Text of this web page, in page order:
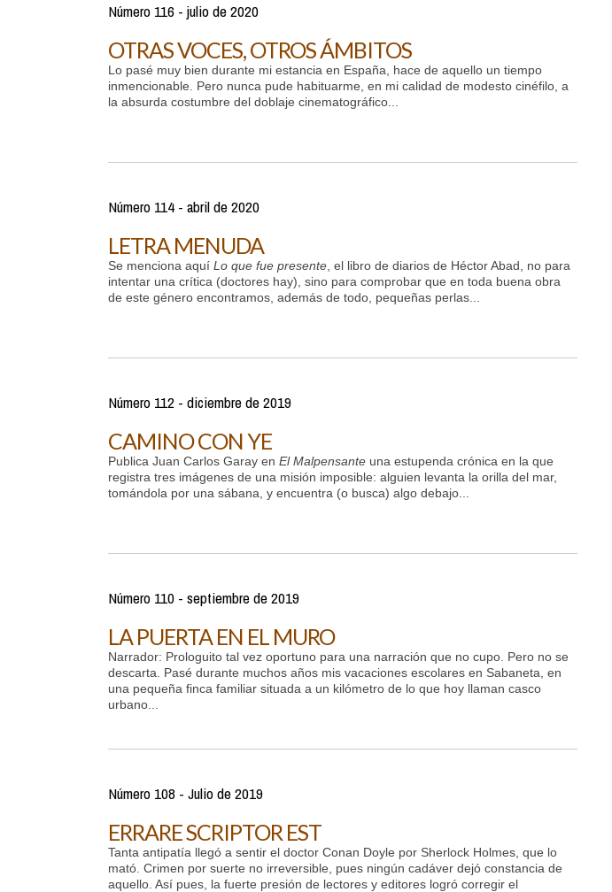
Número 116 - julio de 2020
OTRAS VOCES, OTROS ÁMBITOS
Lo pasé muy bien durante mi estancia en España, hace de aquello un tiempo
inmencionable. Pero nunca pude habituarme, en mi calidad de modesto cinéfilo, a
la absurda costumbre del doblaje cinematográfico...
Número 114 - abril de 2020
LETRA MENUDA
Se menciona aquí Lo que fue presente , el libro de diarios de Héctor Abad, no para
intentar una crítica (doctores hay), sino para comprobar que en toda buena obra
de este género encontramos, además de todo, pequeñas perlas...
Número 112 - diciembre de 2019
CAMINO CON YE
Publica Juan Carlos Garay en El Malpensante una estupenda crónica en la que
registra tres imágenes de una misión imposible: alguien levanta la orilla del mar,
tomándola por una sábana, y encuentra (o busca) algo debajo...
Número 110 - septiembre de 2019
LA PUERTA EN EL MURO
Narrador: Prologuito tal vez oportuno para una narración que no cupo. Pero no se
descarta. Pasé durante muchos años mis vacaciones escolares en Sabaneta, en
una pequeña finca familiar situada a un kilómetro de lo que hoy llaman casco
urbano...
Número 108 - Julio de 2019
ERRARE SCRIPTOR EST
Tanta antipatía llegó a sentir el doctor Conan Doyle por Sherlock Holmes, que lo
mató. Crimen por suerte no irreversible, pues ningún cadáver dejó constancia de
aquello. Así pues, la fuerte presión de lectores y editores logró corregir el